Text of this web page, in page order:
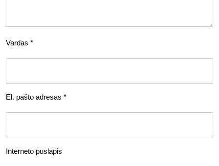
Vardas *
El. pašto adresas *
Interneto puslapis